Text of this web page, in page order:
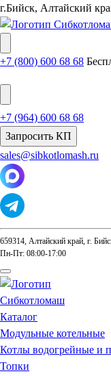
г.Бийск, Алтайский
+7 (800) 600 68 68
+7 (964) 600 68 68
Запросить КП
sales@sibkotlomash.ru
659314, Алтайский край, г.
Пн-Пт: 08:00-17:00
Каталог
Модульные котельные
Котлы водогрейные и
Топки